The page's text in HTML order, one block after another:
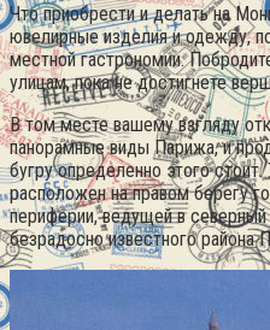
Что приобрести и делать на
ювелирные изделия и одежду,
местной гастрономии.
улицам, пока не достигнете
В том месте вашему взгляду
панорамные виды Парижа, и
бугру определенно этого
расположен на правом берегу
периферии, ведущей в северный
безрадосно известного района